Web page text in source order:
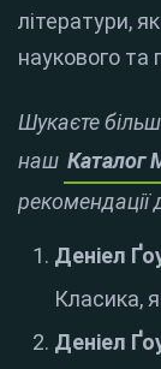
літератури,
наукового та
Шукаєте
наш Каталог
рекомендації
Деніел
Класика,
Деніел